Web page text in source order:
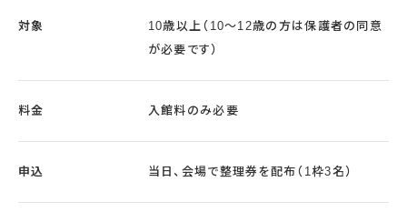
対象
10歳以上（10～12歳の方は保護者の同意
が必要です）
料金 入館料のみ必要
申込 当日、会場で整理券を配布（1枠3名）